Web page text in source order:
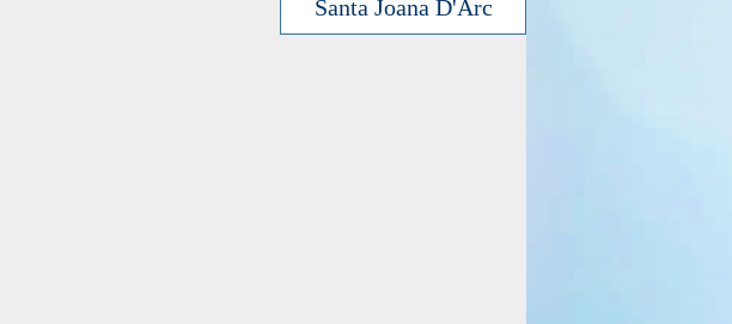
Santa Joana D'Arc